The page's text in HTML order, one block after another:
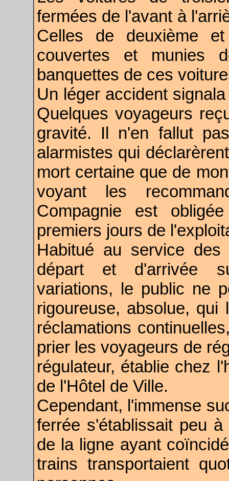
fermées de l'avant à
Celles de deuxième
couvertes et munies
banquettes de ces
Un léger accident
Quelques voyageurs
gravité. Il n'en fallut
alarmistes qui
mort certaine que de
voyant les
Compagnie est
premiers jours de
Habitué au service
départ et d'arrivée
variations, le public ne
rigoureuse, absolue,
réclamations
prier les voyageurs de
régulateur, établie chez
de l'Hôtel de Ville.
Cependant, l'immense
ferrée s'établissait peu
de la ligne ayant
trains transportaient